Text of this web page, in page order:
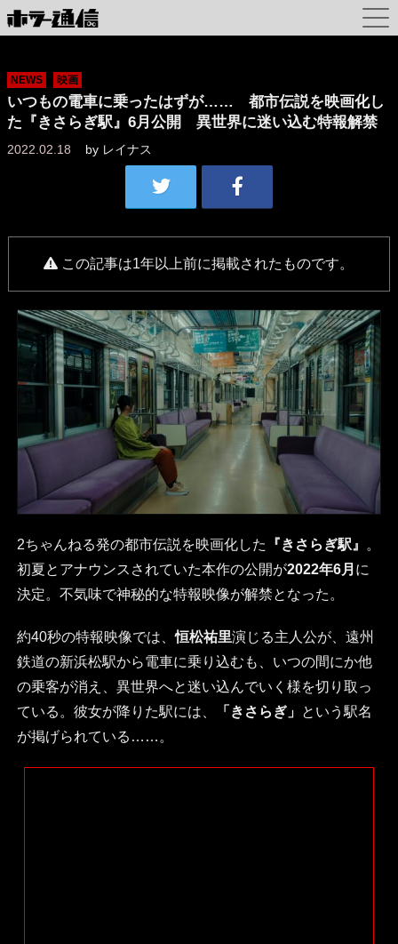
NEWS 映画
いつもの電車に乗ったはずが…… 都市伝説を映画化し
た『きさらぎ駅』6月公開 異世界に迷い込む特報解禁
2022.02.18 by レイナス
この記事は1年以上前に掲載されたものです。
2ちゃんねる発の都市伝説を映画化した 『きさらぎ駅』
。
初夏とアナウンスされていた本作の公開が2022年6月 に
決定。不気味で神秘的な特報映像が解禁となった。
約40秒の特報映像では、恒松祐里演じる主人公が、遠州
鉄道の新浜松駅から電車に乗り込むも、いつの間にか他
の乗客が消え、異世界へと迷い込んでいく様を切り取っ
ている。彼女が降りた駅には、
「きさらぎ」 という駅名
が掲げられている……。